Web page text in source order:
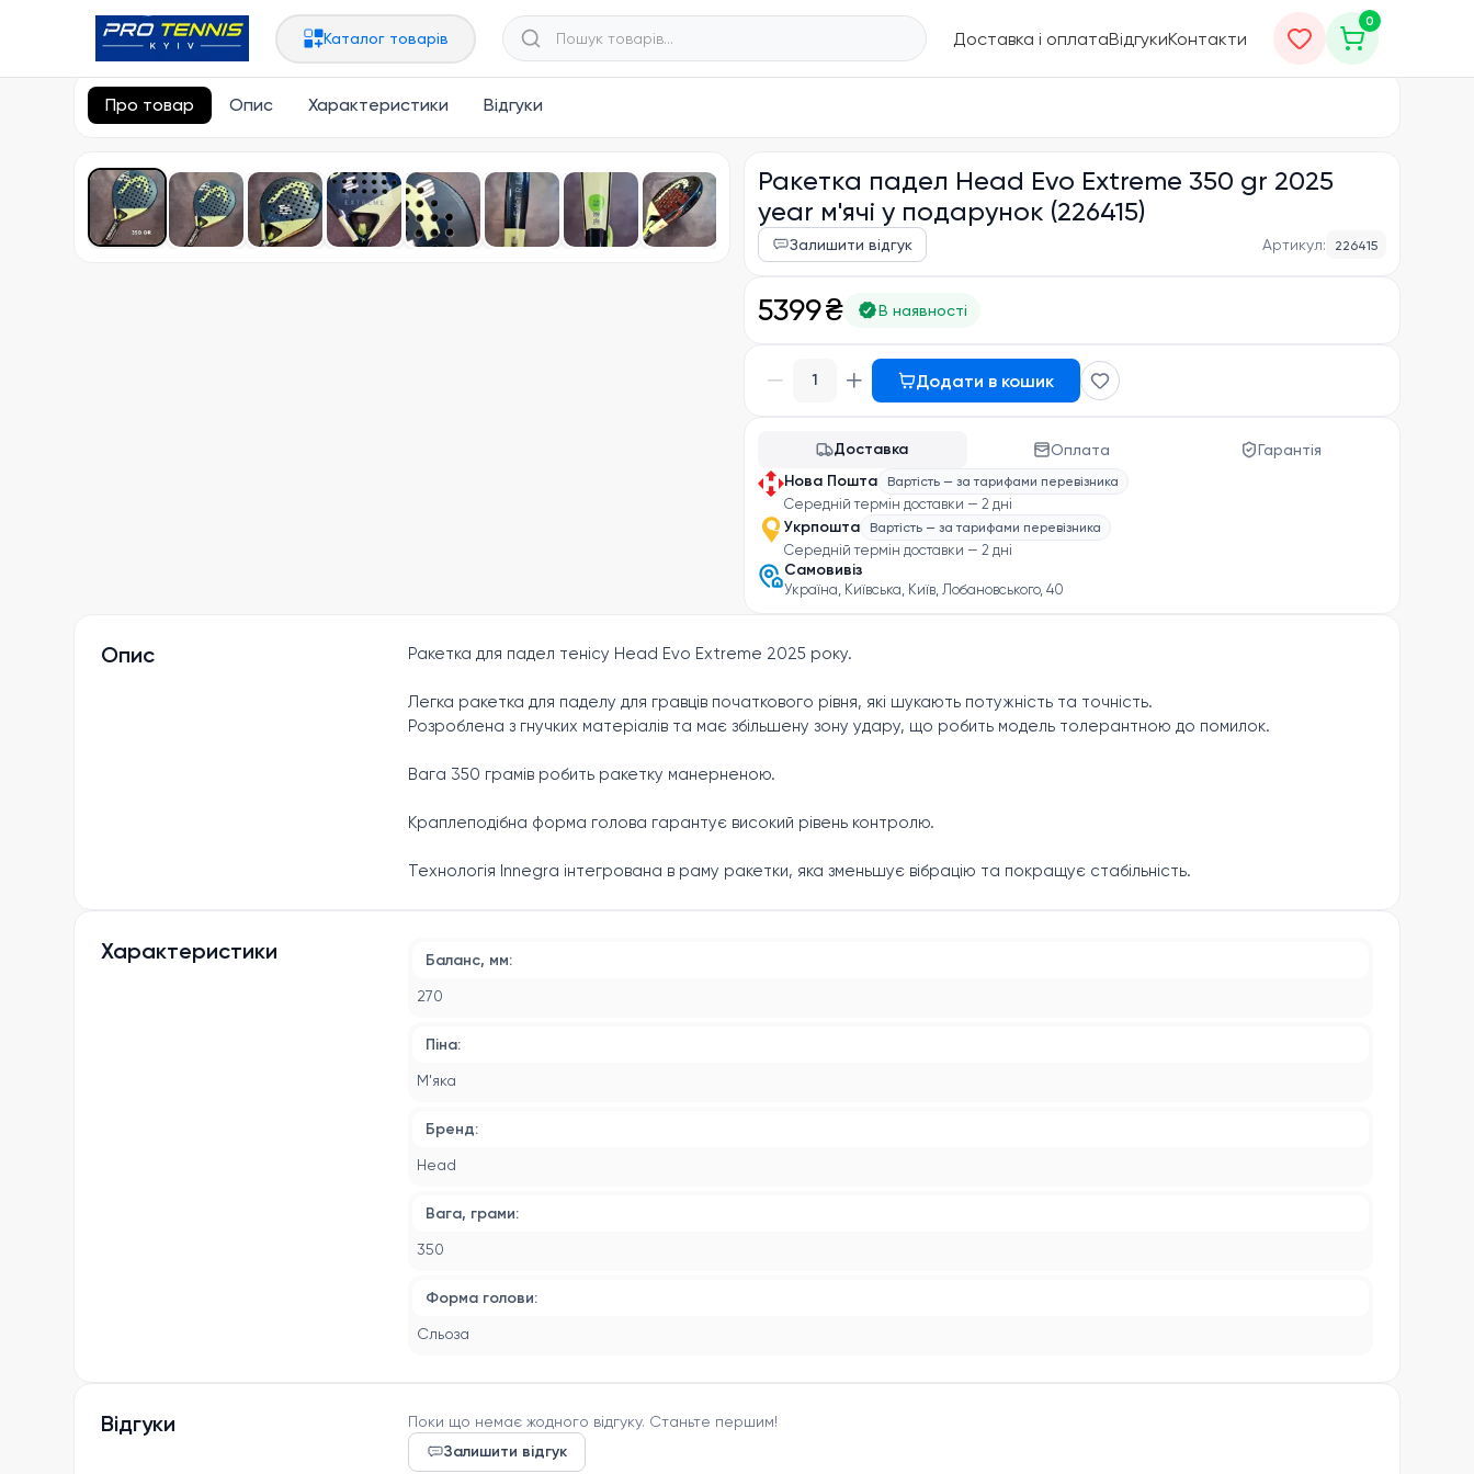
Каталог товарів Доставка і оплатаВідгукиКонтакти
0
Головна ПАДЕЛ Ракетки
Про товар Опис Характеристики Відгуки
Ракетка падел Head Evo Extreme 350 gr 2025
year м'ячі у подарунок (226415)
Залишити відгук Артикул: 226415
5399 ₴ В наявності
1 Додати в кошик
Доставка Оплата Гарантія
Нова Пошта Вартість — за тарифами перевізника
Середній термін доставки — 2 дні
Укрпошта Вартість — за тарифами перевізника
Середній термін доставки — 2 дні
Самовивіз
Україна, Київська, Київ, Лобановського, 40
Опис Ракетка для падел тенісу Head Evo Extreme 2025 року.
Легка ракетка для паделу для гравців початкового рівня, які шукають потужність та точність.
Розроблена з гнучких матеріалів та має збільшену зону удару, що робить модель толерантною до помилок.
Вага 350 грамів робить ракетку манерненою.
Краплеподібна форма голова гарантує високий рівень контролю.
Технологія Innegra інтегрована в раму ракетки, яка зменьшує вібрацію та покращує стабільність.
Колекція 2025 року.
Ракетка поставляється без чохла.
Характеристики Баланс, мм:
270
Піна:
М'яка
Бренд:
Head
Вага, грами:
350
Форма голови:
Сльоза
Відгуки Поки що немає жодного відгуку. Станьте першим!
Залишити відгук